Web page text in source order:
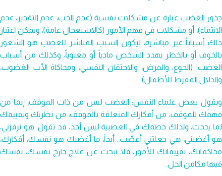
جذور الغضب عبارة عن مشكلات نفسية (عدم الحب، عدم التقدير، عدم
الانتماء)، أو مشكلات في فهم الأمور (كالاستعجال عامة)، ويمكن اعتبار
ذلك أسباباً غير مباشرة، ليكون السبب المباشر للغضب هو الشعور
بالخوف أو بالخطر يهدد الشخص مادياً أو معنوياً، وكذلك من أسباب
الغضب: (الجوع، والمرض، والاحتقان النفسي، ومحاكاة الأب الغضوب،
والدلال المفرط للأطفال).
ويقول بعض علماء النفس: الغضب ليس من ذات الموقف، إنما من
فهمك للموقف، من أفكارك المتعلقة بالموقف، من نظرتك وتقييمك
لما يحدث، ولذلك خصمك في العصبية ليس أحد، قد تقول: هو نرفزني،
هو أغضبني، هي جعلتني أعصِّب.. أبداً، ما أغضبك هو نفسك، أفكارك،
محاكماتك، تقييماتك للأمور، فلا تبحث عن علاج خارج نفسك، نفسك
فيها مكامن الحل.